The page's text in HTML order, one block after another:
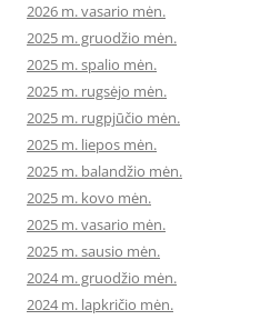
2026 m. vasario mėn.
2025 m. gruodžio mėn.
2025 m. spalio mėn.
2025 m. rugsėjo mėn.
2025 m. rugpjūčio mėn.
2025 m. liepos mėn.
2025 m. balandžio mėn.
2025 m. kovo mėn.
2025 m. vasario mėn.
2025 m. sausio mėn.
2024 m. gruodžio mėn.
2024 m. lapkričio mėn.